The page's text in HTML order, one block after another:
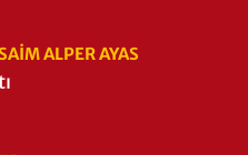
ALPER AYAS